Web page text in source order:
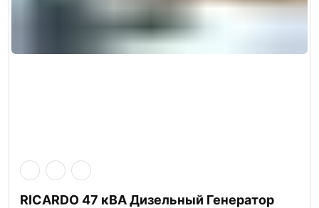
RICARDO 47 кВА Дизельный Генератор